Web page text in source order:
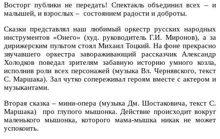
Восторг публики не передать! Спектакль объединил всех – и
малышей, и взрослых – состоянием радости и доброты.
Сказки представлял наш любимый оркестр русских народных
инструментов «Онего» (худ. руководитель Г.И. Миронов), а за
дирижерским пультом стоял Михаил Тоцкий. На фоне прекрасно
звучавшего оркестра завораживающий рассказчик Александр
Холодков поведал зрителям забавную историю умного козла,
исполнив роли всех персонажей (музыка Вл. Чернявского, текст
С. Маршака). Зал чутко сопереживал героям вместе с актером и
музыкантами.
Вторая сказка – мини-опера (музыка Дм. Шостаковича, текст С.
Маршака) про глупого мышонка. Действие происходит вокруг
маленького мышонка, которого мама-мышка никак не может
успокоить.